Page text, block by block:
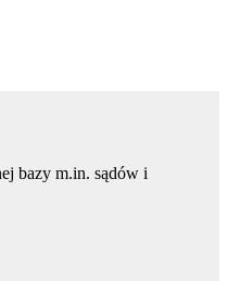
bazy m.in. sądów i